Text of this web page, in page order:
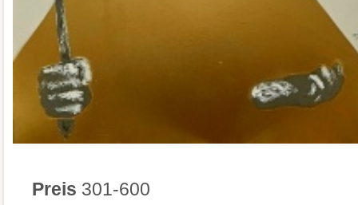
Preis 301-600